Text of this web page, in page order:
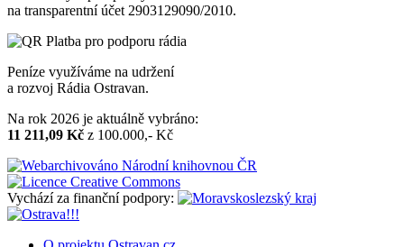
na transparentní účet 2903129090/2010.
Peníze využíváme na udržení
a rozvoj Rádia Ostravan.
Na rok 2026 je aktuálně vybráno:
11 211,09 Kč z 100.000,- Kč
Vychází za finanční podpory: